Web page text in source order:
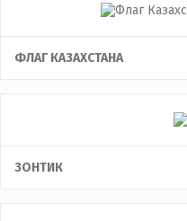
ФЛАГ КАЗАХСТАНА
ЗОНТИК